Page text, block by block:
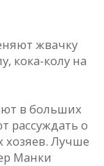
жвачку
кока-колу на
в больших
рассуждать о
хозяев. Лучше
Манки